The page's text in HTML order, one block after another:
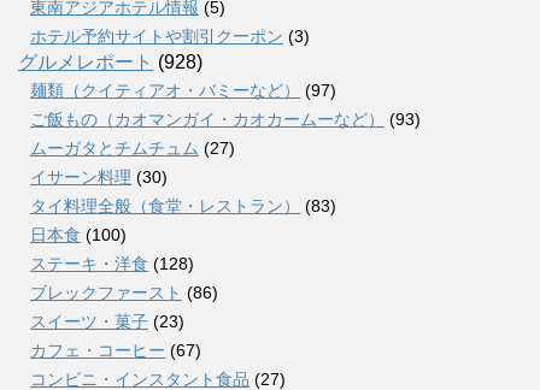
東南アジアホテル情報 (5)
ホテル予約サイトや割引クーポン (3)
グルメレポート (928)
麺類（クイティアオ・バミーなど）
(97)
ご飯もの（カオマンガイ・カオカームーなど）
(93)
ムーガタとチムチュム (27)
イサーン料理 (30)
タイ料理全般（食堂・レストラン）
(83)
日本食 (100)
ステーキ・洋食 (128)
ブレックファースト (86)
スイーツ・菓子 (23)
カフェ・コーヒー (67)
コンビニ・インスタント食品 (27)